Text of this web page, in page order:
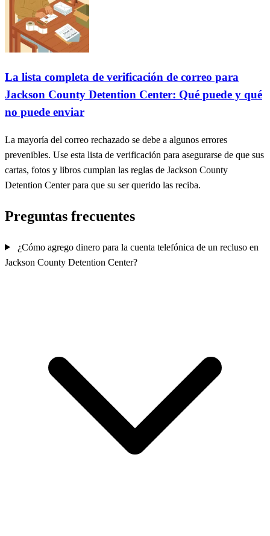
La lista completa de verificación de correo para
Jackson County Detention Center: Qué puede y qué
no puede enviar
La mayoría del correo rechazado se debe a algunos errores
prevenibles. Use esta lista de verificación para asegurarse de que sus
cartas, fotos y libros cumplan las reglas de Jackson County
Detention Center para que su ser querido las reciba.
Preguntas frecuentes
¿Cómo agrego dinero para la cuenta telefónica de un recluso en
Jackson County Detention Center?